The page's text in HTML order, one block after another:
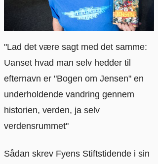
"Lad det være sagt med det samme:
Uanset hvad man selv hedder til
efternavn er "Bogen om Jensen" en
underholdende vandring gennem
historien, verden, ja selv
verdensrummet"
Sådan skrev Fyens Stiftstidende i sin